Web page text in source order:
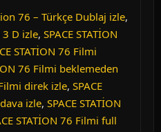
76 – Türkçe Dublaj izle,
3 D izle, SPACE STATİON
STATİON 76 Filmi
76 Filmi beklemeden
direk izle, SPACE
izle, SPACE STATİON
STATİON 76 Filmi full